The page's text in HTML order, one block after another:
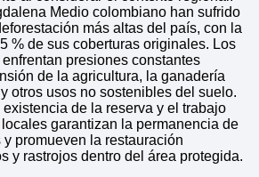
Medio colombiano han sufrido
más altas del país, con la
% de sus coberturas originales. Los
presiones constantes
de la agricultura, la ganadería
otros usos no sostenibles del suelo.
de la reserva y el trabajo
garantizan la permanencia de
y promueven la restauración
y rastrojos dentro del área protegida.